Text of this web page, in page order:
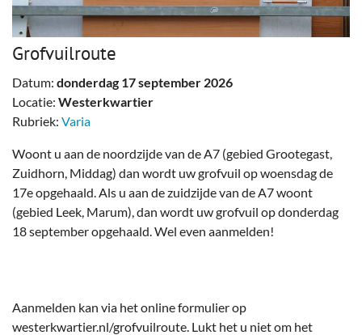
Grofvuilroute
Datum: donderdag 17 september 2026
Locatie: Westerkwartier
Rubriek: Varia
Woont u aan de noordzijde van de A7 (gebied Grootegast,
Zuidhorn, Middag) dan wordt uw grofvuil op woensdag de
17e opgehaald. Als u aan de zuidzijde van de A7 woont
(gebied Leek, Marum), dan wordt uw grofvuil op donderdag
18 september opgehaald. Wel even aanmelden!
Aanmelden kan via het online formulier op
westerkwartier.nl/grofvuilroute. Lukt het u niet om het